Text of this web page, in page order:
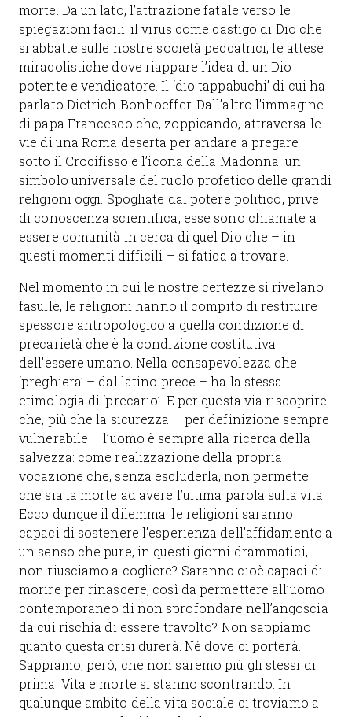
morte. Da un lato, l’attrazione fatale verso le
spiegazioni facili: il virus come castigo di Dio che
si abbatte sulle nostre società peccatrici; le attese
miracolistiche dove riappare l’idea di un Dio
potente e vendicatore. Il ‘dio tappabuchi’ di cui ha
parlato Dietrich Bonhoeffer. Dall’altro l’immagine
di papa Francesco che, zoppicando, attraversa le
vie di una Roma deserta per andare a pregare
sotto il Crocifisso e l’icona della Madonna: un
simbolo universale del ruolo profetico delle grandi
religioni oggi. Spogliate dal potere politico, prive
di conoscenza scientifica, esse sono chiamate a
essere comunità in cerca di quel Dio che – in
questi momenti difficili – si fatica a trovare.
Nel momento in cui le nostre certezze si rivelano
fasulle, le religioni hanno il compito di restituire
spessore antropologico a quella condizione di
precarietà che è la condizione costitutiva
dell’essere umano. Nella consapevolezza che
‘preghiera’ – dal latino prece – ha la stessa
etimologia di ‘precario’. E per questa via riscoprire
che, più che la sicurezza – per definizione sempre
vulnerabile – l’uomo è sempre alla ricerca della
salvezza: come realizzazione della propria
vocazione che, senza escluderla, non permette
che sia la morte ad avere l’ultima parola sulla vita.
Ecco dunque il dilemma: le religioni saranno
capaci di sostenere l’esperienza dell’affidamento a
un senso che pure, in questi giorni drammatici,
non riusciamo a cogliere? Saranno cioè capaci di
morire per rinascere, così da permettere all’uomo
contemporaneo di non sprofondare nell’angoscia
da cui rischia di essere travolto? Non sappiamo
quanto questa crisi durerà. Né dove ci porterà.
Sappiamo, però, che non saremo più gli stessi di
prima. Vita e morte si stanno scontrando. In
qualunque ambito della vita sociale ci troviamo a